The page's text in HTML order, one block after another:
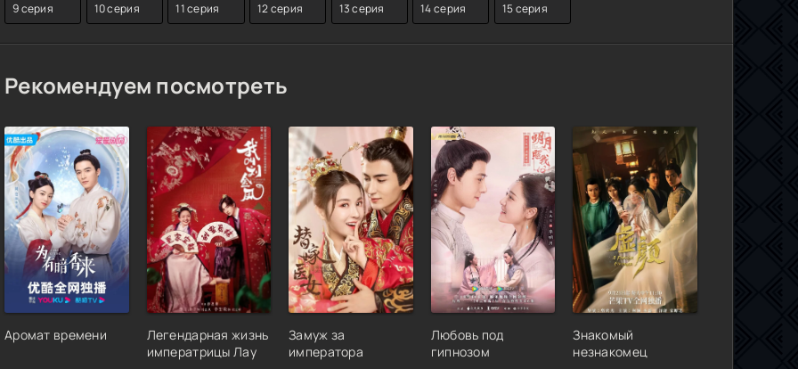
9 серия 10 серия 11 серия 12 серия 13 серия 14 серия 15 серия
Рекомендуем посмотреть
Аромат времени
Легендарная жизнь
императрицы Лау
Замуж за
императора
Любовь под
гипнозом
Знакомый
незнакомец